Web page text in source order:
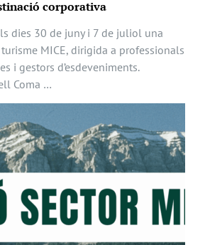
corporativa
dies 30 de juny i 7 de juliol una
MICE, dirigida a professionals
i gestors d’esdeveniments.
Coma …